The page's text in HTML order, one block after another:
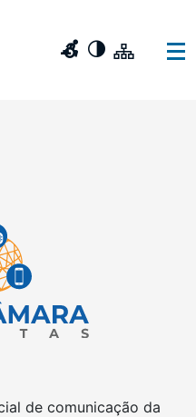
de comunicação da